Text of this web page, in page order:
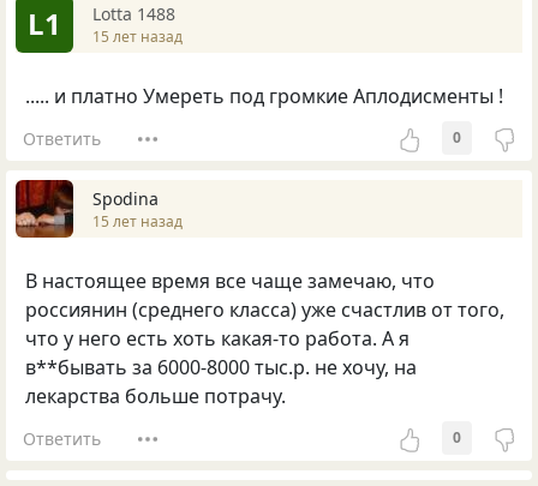
L1 Lotta 1488
15 лет назад
..... и платно Умереть под громкие Аплодисменты !
Ответить 0
Spodina
15 лет назад
В настоящее время все чаще замечаю, что
россиянин (среднего класса) уже счастлив от того,
что у него есть хоть какая-то работа. А я
в**бывать за 6000-8000 тыс.р. не хочу, на
лекарства больше потрачу.
Ответить 0